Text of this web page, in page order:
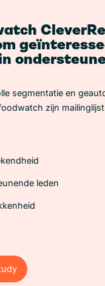
segmentatie en
zijn
leden